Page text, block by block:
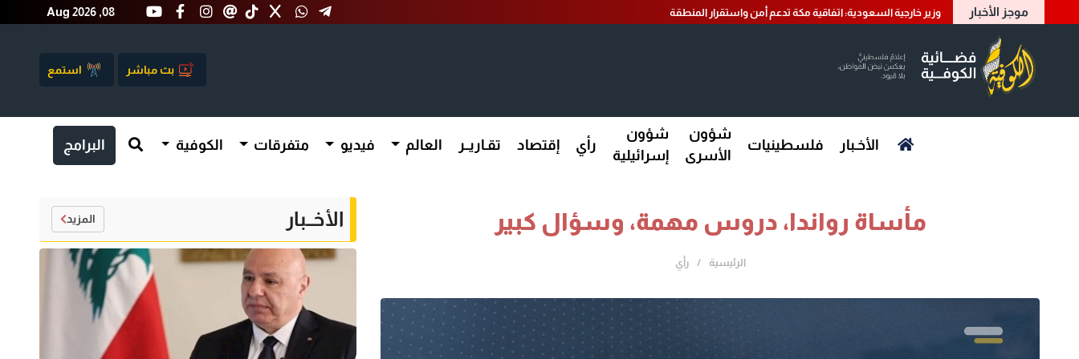
موجز الأخبار وزير خارجية السعودية: اتفاقية مكة تدعم أمن واستقرار المنطقة Aug 2026 ,08
بث مباشر استمع
الأخـبار فلسطينيات
شؤون
الأسرى
شؤون
إسرائيلية
رأي إقتصاد تقـاريــر العالم فيديو متفرقات الكوفية البرامج
مأساة رواندا، دروس مهمة، وسؤال كبير
الرئيسية رأي
الأخــبار المزيد